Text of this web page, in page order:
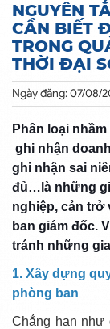
NGUYÊN
CẦN BIẾT
TRONG
THỜI ĐẠI
Ngày đăng: 07/08/
Phân loại
ghi nhận
ghi nhận sai
đủ…là những
nghiệp, cản trở
ban giám đốc.
tránh những
1. Xây dựng
phòng ban
Chẳng hạn như